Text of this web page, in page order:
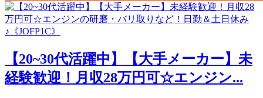
【20~30代活躍中】【大手メーカー】未
経験歓迎！月収28万円可☆エンジン...